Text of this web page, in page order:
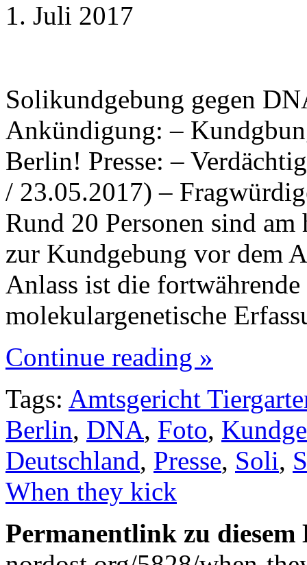
1. Juli 2017
Solikundgebung gegen
Ankündigung: –
Berlin! Presse: –
/ 23.05.2017) –
Rund 20 Personen sind
zur Kundgebung vor dem
Anlass ist die
molekulargenetische
Continue reading »
Tags: Amtsgericht
Berlin, DNA, Foto,
Deutschland, Presse, Soli,
When they kick
Permanentlink zu